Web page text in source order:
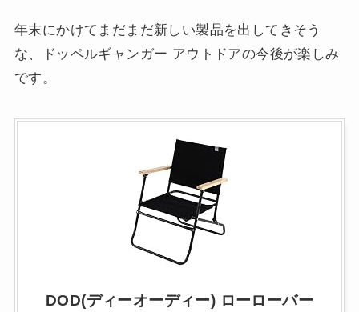
年末にかけてまだまだ新しい製品を出してきそう
な、ドッペルギャンガー アウトドアの今後が楽しみ
です。
DOD(ディーオーディー) ローローバー